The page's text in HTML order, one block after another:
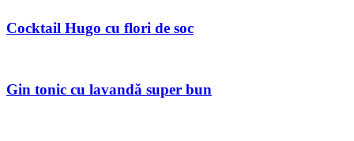
Cocktail Hugo cu flori de soc
Gin tonic cu lavandă super bun